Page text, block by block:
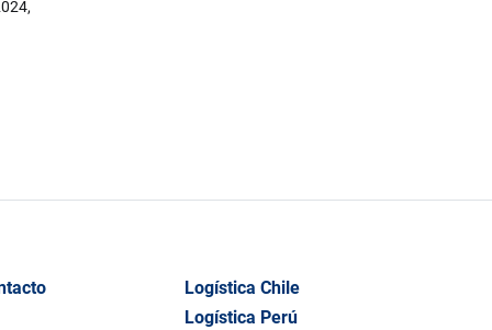
Logística Chile
Logística Perú